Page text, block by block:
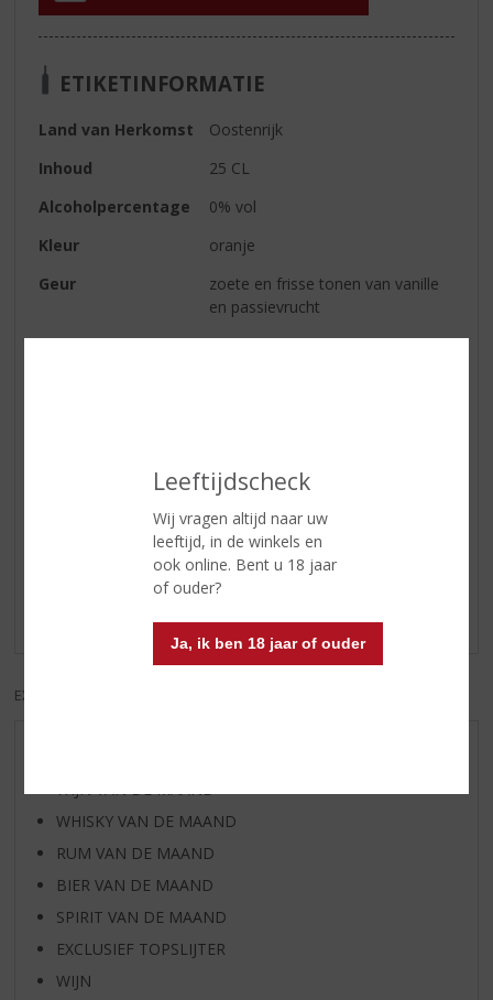
Leeftijdscheck
Wij vragen altijd naar uw
leeftijd, in de winkels en
ook online. Bent u 18 jaar
of ouder?
Ja, ik ben 18 jaar of ouder
ETIKETINFORMATIE
Land van Herkomst
Oostenrijk
Inhoud
25 CL
Alcoholpercentage
0% vol
Kleur
oranje
Geur
zoete en frisse tonen van vanille
en passievrucht
Smaak
zoete smaken van passievruchten
Reviews
Schrijf een review
Er zijn nog geen reviews geplaatst voor dit product
EXCL. BTW
WIJN VAN DE MAAND
WHISKY VAN DE MAAND
RUM VAN DE MAAND
BIER VAN DE MAAND
SPIRIT VAN DE MAAND
EXCLUSIEF TOPSLIJTER
WIJN